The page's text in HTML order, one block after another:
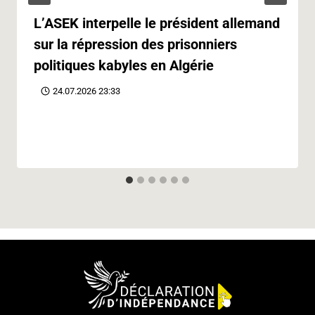
L’ASEK interpelle le président allemand
sur la répression des prisonniers
politiques kabyles en Algérie
24.07.2026 23:33